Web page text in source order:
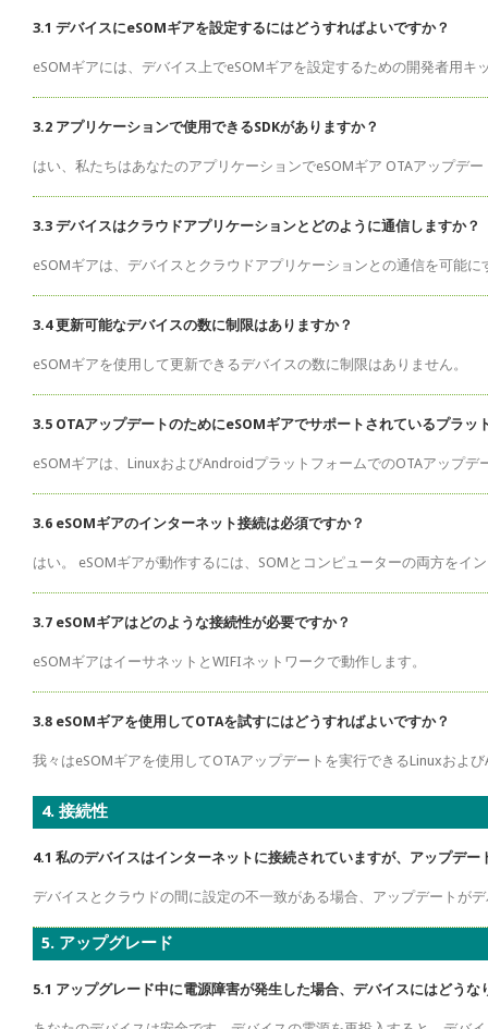
3.1 デバイスにeSOMギアを設定するにはどうすればよいですか？
eSOMギアには、デバイス上でeSOMギアを設定するための開発者用キ
3.2 アプリケーションで使用できるSDKがありますか？
はい、私たちはあなたのアプリケーションでeSOMギア OTAアップデ
3.3 デバイスはクラウドアプリケーションとどのように通信しますか？
eSOMギアは、デバイスとクラウドアプリケーションとの通信を可能
3.4 更新可能なデバイスの数に制限はありますか？
eSOMギアを使用して更新できるデバイスの数に制限はありません。
3.5 OTAアップデートのためにeSOMギアでサポートされているプラッ
eSOMギアは、LinuxおよびAndroidプラットフォームでのOTAアップデ
3.6 eSOMギアのインターネット接続は必須ですか？
はい。 eSOMギアが動作するには、SOMとコンピューターの両方をイ
3.7 eSOMギアはどのような接続性が必要ですか？
eSOMギアはイーサネットとWIFIネットワークで動作します。
3.8 eSOMギアを使用してOTAを試すにはどうすればよいですか？
我々はeSOMギアを使用してOTAアップデートを実行できるLinuxおよ
4. 接続性
4.1 私のデバイスはインターネットに接続されていますが、アップデー
デバイスとクラウドの間に設定の不一致がある場合、アップデートが
5. アップグレード
5.1 アップグレード中に電源障害が発生した場合、デバイスにはどうな